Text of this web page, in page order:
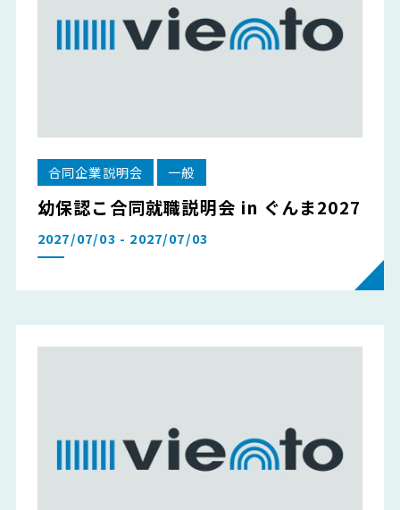
合同企業説明会 一般
幼保認こ合同就職説明会 in ぐんま2027
2027/07/03 - 2027/07/03